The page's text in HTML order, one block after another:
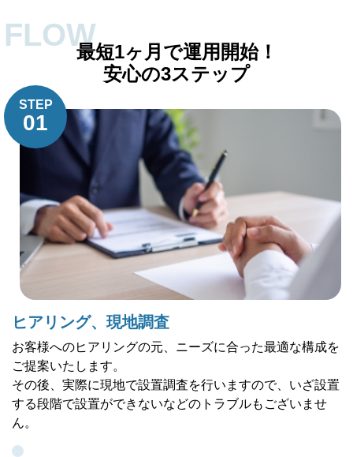
FLOW最短1ヶ月で運用開始！
安心の3ステップ
STEP
01
ヒアリング、現地調査
お客様へのヒアリングの元、ニーズに合った最適な構成を
ご提案いたします。
その後、実際に現地で設置調査を行いますので、いざ設置
する段階で設置ができないなどのトラブルもございませ
ん。